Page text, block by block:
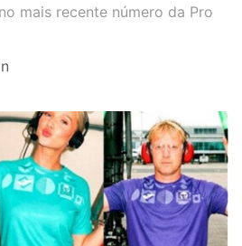
mais recente número da Pro